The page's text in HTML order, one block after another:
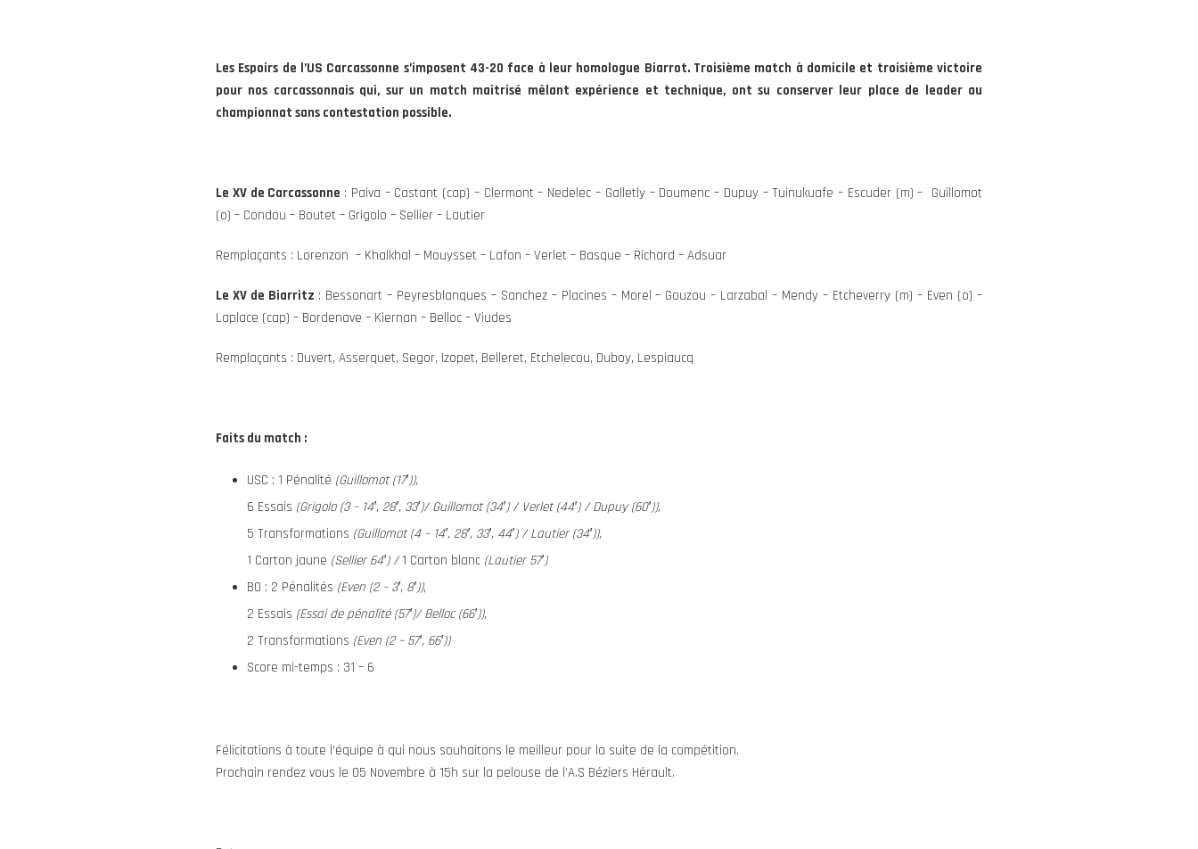
Les Espoirs de l’US Carcassonne s’imposent 43-20 face à leur homologue Biarrot. Troisième match à domicile et troisième victoire
pour nos carcassonnais qui, sur un match maîtrisé mêlant expérience et technique, ont su conserver leur place de leader au
championnat sans contestation possible.
Le XV de Carcassonne : Paiva – Castant (cap) – Clermont – Nedelec – Galletly – Doumenc – Dupuy – Tuinukuafe – Escuder (m) – Guillomot
(o) – Condou – Boutet – Grigolo – Sellier – Lautier
Remplaçants : Lorenzon – Khalkhal – Mouysset – Lafon – Verlet – Basque – Richard – Adsuar
Le XV de Biarritz : Bessonart – Peyresblanques – Sanchez – Placines – Morel – Gouzou – Larzabal – Mendy – Etcheverry (m) – Even (o) –
Laplace (cap) – Bordenave – Kiernan – Belloc – Viudes
Remplaçants : Duvert, Asserquet, Segor, Izopet, Belleret, Etchelecou, Duboy, Lespiaucq
Faits du match :
USC : 1 Pénalité (Guillomot (17′)),
6 Essais (Grigolo (3 – 14′, 28′, 33′)/ Guillomot (34′) / Verlet (44′) / Dupuy (60′)),
5 Transformations (Guillomot (4 – 14′, 28′, 33′, 44′) / Lautier (34′)),
1 Carton jaune (Sellier 64′) /1 Carton blanc (Lautier 57′)
BO : 2 Pénalités (Even (2 – 3′, 8′)),
2 Essais (Essai de pénalité (57′)/ Belloc (66′)),
2 Transformations (Even (2 – 57′, 66′))
Score mi-temps : 31 – 6
Félicitations à toute l’équipe à qui nous souhaitons le meilleur pour la suite de la compétition.
Prochain rendez vous le 05 Novembre à 15h sur la pelouse de l’A.S Béziers Hérault.